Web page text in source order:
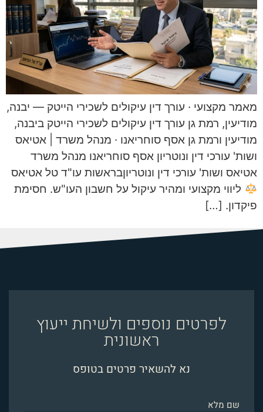
מאמר מקצועי · עורך דין עיקולים לשכירי הייטק — יבנה,
מודיעין, רמת גן עורך דין עיקולים לשכירי הייטק ביבנה,
מודיעין ורמת גן אסף סוחריאנו · מנהל משרד | אטיאס
ושות' עורכי דין ונוטריון אסף סוחריאנו מנהל משרד
אטיאס ושות' עורכי דין ונוטריוןבראשות עו"ד טל אטיאס
ליווי מקצועי ומהיר עיקול על חשבון העו"ש. חסימת
פיקדון. […]
לפרטים נוספים ולשיחת ייעוץ
ראשונית
נא להשאיר פרטים בטופס
שם מלא